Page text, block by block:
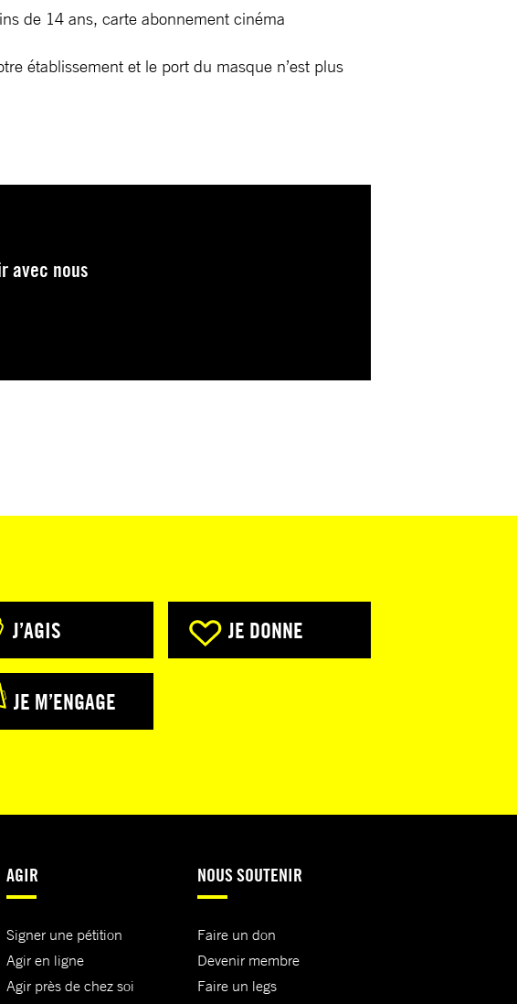
de 14 ans, carte abonnement cinéma
établissement et le port du masque n’est plus
avec nous
J’AGIS JE DONNE
JE M’ENGAGE
AGIR
Signer une pétition
Agir en ligne
Agir près de chez soi
NOUS SOUTENIR
Faire un don
Devenir membre
Faire un legs